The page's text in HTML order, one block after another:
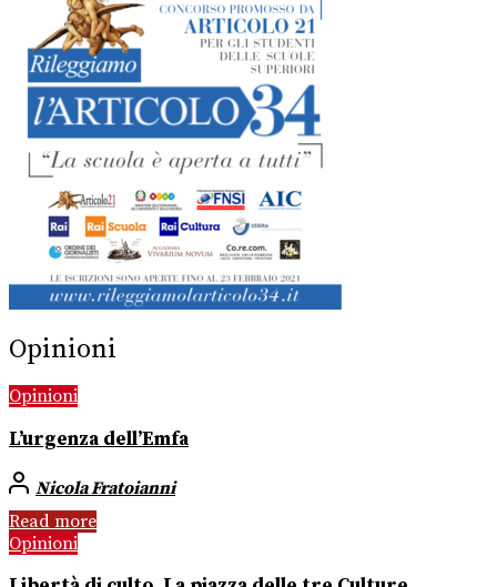
Opinioni
Opinioni
L’urgenza dell’Emfa
Nicola Fratoianni
Read more
Opinioni